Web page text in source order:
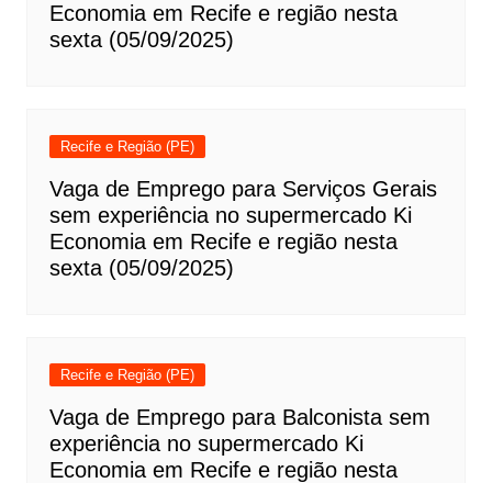
Economia em Recife e região nesta
sexta (05/09/2025)
Recife e Região (PE)
Vaga de Emprego para Serviços Gerais
sem experiência no supermercado Ki
Economia em Recife e região nesta
sexta (05/09/2025)
Recife e Região (PE)
Vaga de Emprego para Balconista sem
experiência no supermercado Ki
Economia em Recife e região nesta